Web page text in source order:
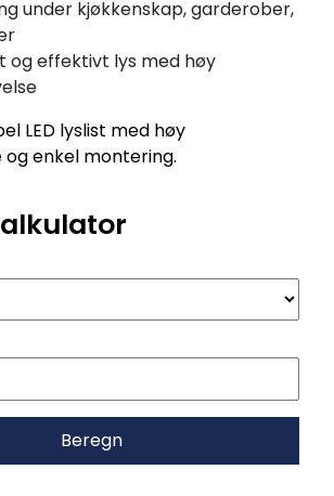
under kjøkkenskap, garderober,
og effektivt lys med høy
LED lyslist med høy
enkel montering.
Beregn